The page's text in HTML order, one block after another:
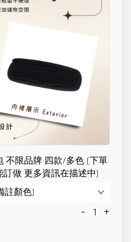
不限品牌 四款/多色 (下單
做 更多資訊在描述中)
- +